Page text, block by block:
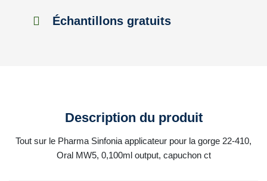
Échantillons gratuits
Description du produit
Tout sur le Pharma Sinfonia applicateur pour la gorge 22-410,
Oral MW5, 0,100ml output, capuchon ct